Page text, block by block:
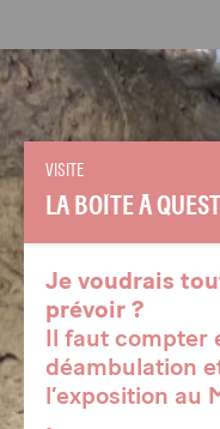
VISITE
LA BOÎTE À
Je voudrais
prévoir ?
Il faut compter
déambulation
l’exposition au